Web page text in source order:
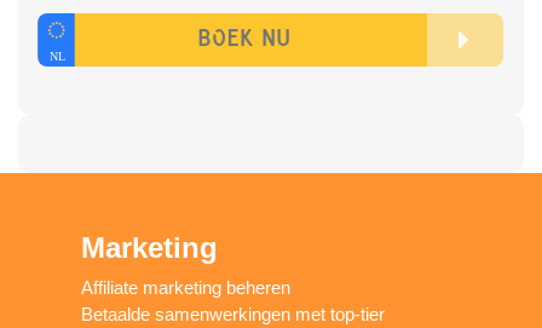
Marketing
Affiliate marketing beheren
Betaalde samenwerkingen met top-tier